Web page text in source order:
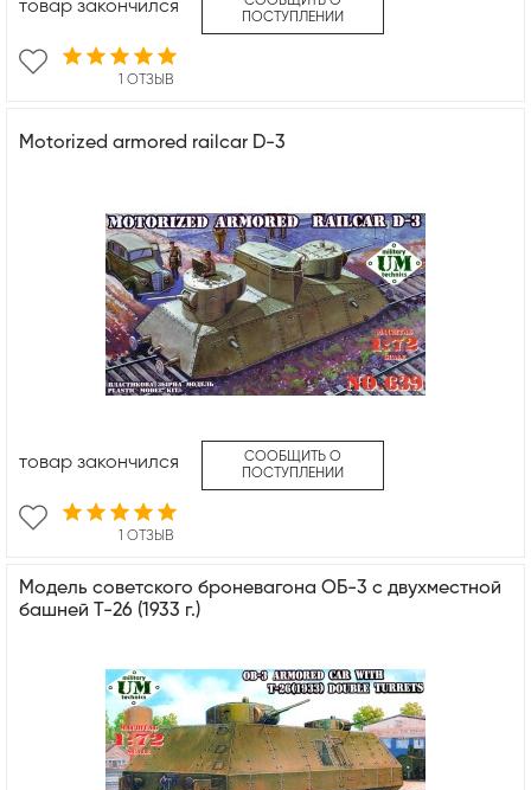
1 ОТЗЫВ
товар закончился
ПОСТУПЛЕНИИ
Motorized armored railcar D-3
1 ОТЗЫВ
товар закончился
СООБЩИТЬ О
ПОСТУПЛЕНИИ
Mодель советского броневагона ОБ-3 с двухместной
башней Т-26 (1933 г.)